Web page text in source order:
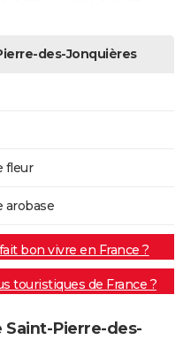
des-Jonquières
fleur
arobase
bon vivre en France ?
touristiques de France ?
Saint-Pierre-des-